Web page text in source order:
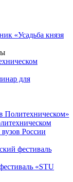
«Усадьба князя
для
Политехническом»
России
фестиваль
«STU